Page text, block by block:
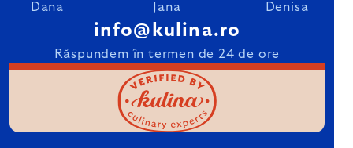
Dana Jana Denisa
info@kulina.ro
Răspundem în termen de 24 de ore